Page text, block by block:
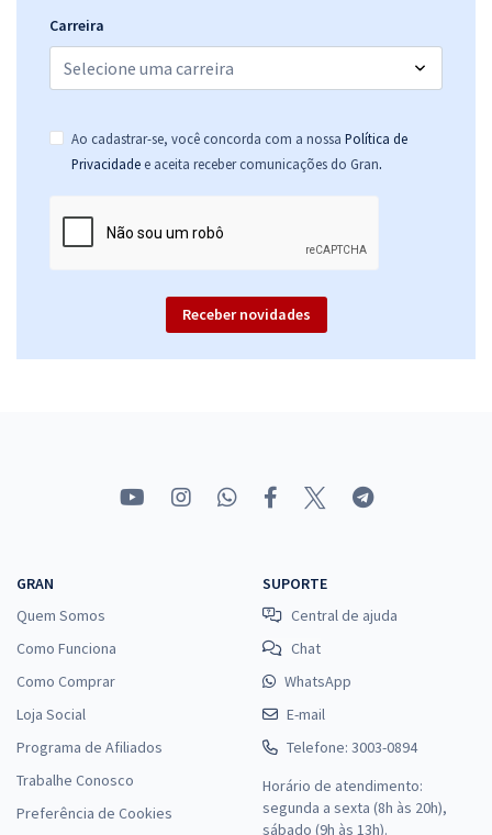
Carreira
Ao cadastrar-se, você concorda com a nossa Política de
Privacidade e aceita receber comunicações do Gran.
Receber novidades
GRAN
Quem Somos
Como Funciona
Como Comprar
Loja Social
Programa de Afiliados
Trabalhe Conosco
Preferência de Cookies
SUPORTE
Central de ajuda
Chat
WhatsApp
E-mail
Telefone: 3003-0894
Horário de atendimento:
segunda a sexta (8h às 20h),
sábado (9h às 13h).